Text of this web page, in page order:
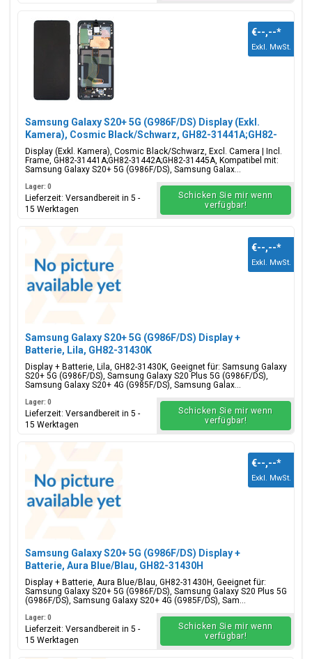
Samsung Galaxy S20+ 5G (G986F/DS) Display (Exkl.
Kamera), Cosmic Black/Schwarz, GH82-31441A;GH82-
31442A;GH82-31445A
Display (Exkl. Kamera), Cosmic Black/Schwarz, Excl. Camera | Incl.
Frame, GH82-31441A;GH82-31442A;GH82-31445A, Kompatibel mit:
Samsung Galaxy S20+ 5G (G986F/DS), Samsung Galax...
€--,--*
Exkl. MwSt.
Lager: 0
Lieferzeit: Versandbereit in 5 -
15 Werktagen
Schicken Sie mir wenn
verfügbar!
Samsung Galaxy S20+ 5G (G986F/DS) Display +
Batterie, Lila, GH82-31430K
Display + Batterie, Lila, GH82-31430K, Geeignet für: Samsung Galaxy
S20+ 5G (G986F/DS), Samsung Galaxy S20 Plus 5G (G986F/DS),
Samsung Galaxy S20+ 4G (G985F/DS), Samsung Galax...
€--,--*
Exkl. MwSt.
Lager: 0
Lieferzeit: Versandbereit in 5 -
15 Werktagen
Schicken Sie mir wenn
verfügbar!
Samsung Galaxy S20+ 5G (G986F/DS) Display +
Batterie, Aura Blue/Blau, GH82-31430H
Display + Batterie, Aura Blue/Blau, GH82-31430H, Geeignet für:
Samsung Galaxy S20+ 5G (G986F/DS), Samsung Galaxy S20 Plus 5G
(G986F/DS), Samsung Galaxy S20+ 4G (G985F/DS), Sam...
€--,--*
Exkl. MwSt.
Lager: 0
Lieferzeit: Versandbereit in 5 -
15 Werktagen
Schicken Sie mir wenn
verfügbar!